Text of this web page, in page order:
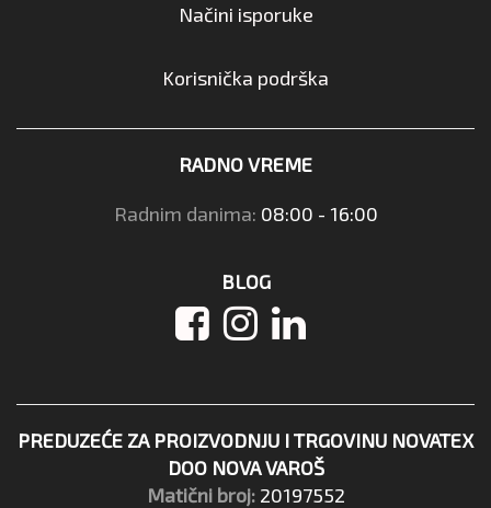
Načini isporuke
Korisnička podrška
RADNO VREME
Radnim danima: 08:00 - 16:00
BLOG
PREDUZEĆE ZA PROIZVODNJU I TRGOVINU NOVATEX
DOO NOVA VAROŠ
Matični broj: 20197552